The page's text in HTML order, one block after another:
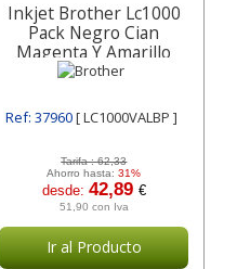
Inkjet Brother Lc1000
Pack Negro Cian
Magenta Y Amarillo
Lc1000valbp
Ref: 37960[ LC1000VALBP ]
Tarifa :62,33
Ahorro hasta:31%
desde: 42,89 €
51,90 con Iva
Ir al Producto